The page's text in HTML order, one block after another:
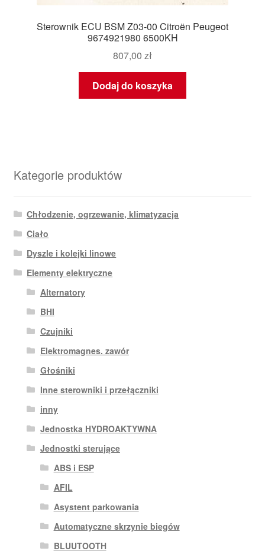
Sterownik ECU BSM Z03-00 Citroën Peugeot
9674921980 6500KH
807,00 zł
Dodaj do koszyka
Kategorie produktów
Chłodzenie, ogrzewanie, klimatyzacja
Ciało
Dyszle i kolejki linowe
Elementy elektryczne
Alternatory
BHI
Czujniki
Elektromagnes. zawór
Głośniki
Inne sterowniki i przełączniki
inny
Jednostka HYDROAKTYWNA
Jednostki sterujące
ABS i ESP
AFIL
Asystent parkowania
Automatyczne skrzynie biegów
BLUUTOOTH